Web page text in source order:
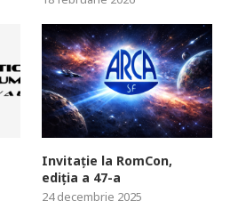
Invitație la RomCon,
ediția a 47-a
24 decembrie 2025